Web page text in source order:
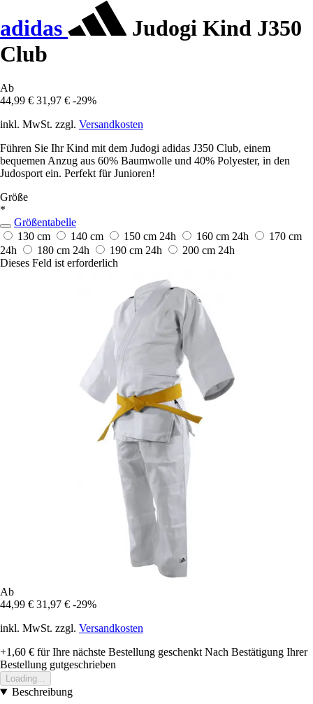
adidas
Judogi Kind J350
Club
Ab
44,99 € 31,97 € -29%
inkl. MwSt. zzgl. Versandkosten
Führen Sie Ihr Kind mit dem Judogi adidas J350 Club, einem
bequemen Anzug aus 60% Baumwolle und 40% Polyester, in den
Judosport ein. Perfekt für Junioren!
Größe
*
Größentabelle
130 cm
140 cm 150 cm 24h 160 cm 24h
170 cm
24h
180 cm 24h 190 cm 24h 200 cm 24h
Dieses Feld ist erforderlich
Ab
44,99 € 31,97 € -29%
inkl. MwSt. zzgl. Versandkosten
+1,60 € für Ihre nächste Bestellung geschenkt Nach Bestätigung Ihrer
Bestellung gutgeschrieben
Loading...
Beschreibung